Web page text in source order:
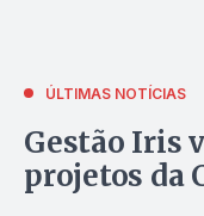
ÚLTIMAS NOTÍCIAS
Gestão Iris
projetos da